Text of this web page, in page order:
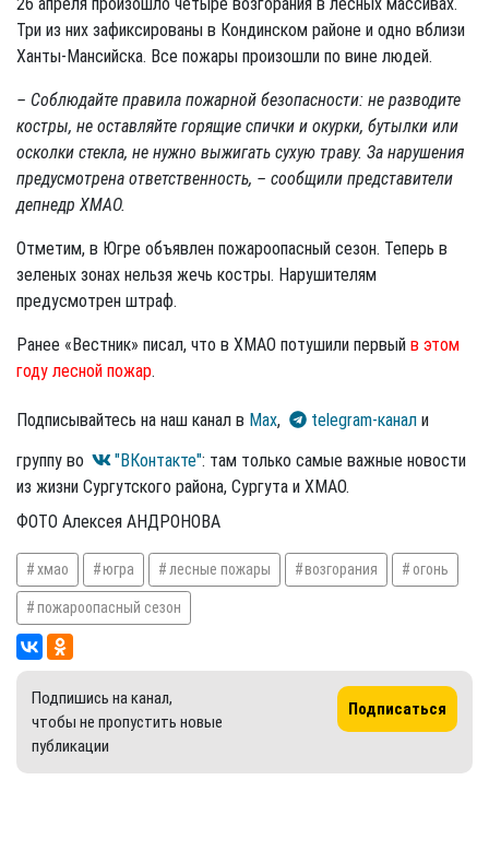
Три из них зафиксированы в Кондинском районе и одно вблизи
Ханты-Мансийска. Все пожары произошли по вине людей.
– Соблюдайте правила пожарной безопасности: не разводите
костры, не оставляйте горящие спички и окурки, бутылки или
осколки стекла, не нужно выжигать сухую траву. За нарушения
предусмотрена ответственность, – сообщили представители
депнедр ХМАО.
Отметим, в Югре объявлен пожароопасный сезон. Теперь в
зеленых зонах нельзя жечь костры. Нарушителям
предусмотрен штраф.
Ранее «Вестник» писал, что в ХМАО потушили первый в этом
году лесной пожар.
Подписывайтесь на наш канал в Max, telegram-канал и
группу во
"ВКонтакте": там только самые важные новости
из жизни Сургутского района, Сургута и ХМАО.
ФОТО Алексея АНДРОНОВА
хмао югра лесные пожары возгорания огонь
пожароопасный сезон
Подпишись на канал,
чтобы не пропустить новые
публикации
Подписаться